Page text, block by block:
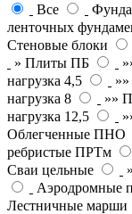
Все
ленточных
Стеновые блоки
» Плиты ПБ
нагрузка 4,5
нагрузка 8
»»
нагрузка 12,5
Облегченные ПНО
ребристые ПРТм
Сваи цельные
Аэродромные
Лестничные марши